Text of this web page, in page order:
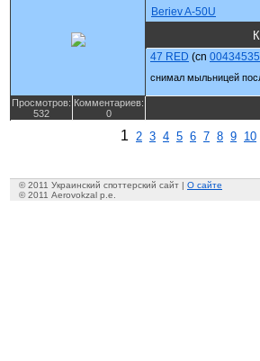
Beriev A-50U
47 RED (cn
снимал мыльницей
Просмотров:
532
Комментариев:
0
1 2 3 4 5 6 7 8 9 10
© 2011 Украинский споттерский сайт | О сайте
© 2011 Aerovokzal p.e.